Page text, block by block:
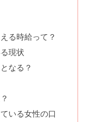
る時給って？
現状
なる？
いる女性の口